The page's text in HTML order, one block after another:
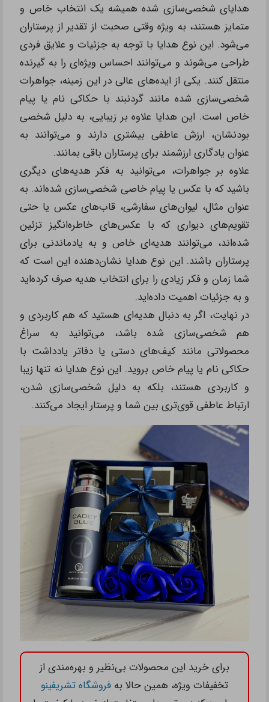
هدایای شخصی‌سازی شده همیشه یک انتخاب خاص و
متمایز هستند، به ویژه وقتی صحبت از تقدیر از پرستاران
می‌شود. این نوع هدایا با توجه به جزئیات و علایق فردی
طراحی می‌شوند و می‌توانند احساس ویژه‌ای را به گیرنده
منتقل کنند. یکی از ایده‌های عالی در این زمینه، جواهرات
شخصی‌سازی شده مانند گردنبند با حکاکی نام یا پیام
خاص است. این هدایا علاوه بر زیبایی، به دلیل شخصی
بودنشان، ارزش عاطفی بیشتری دارند و می‌توانند به
عنوان یادگاری ارزشمند برای پرستاران باقی بمانند.
علاوه بر جواهرات، می‌توانید به فکر هدیه‌های دیگری
باشید که با عکس یا پیام خاصی شخصی‌سازی شده‌اند. به
عنوان مثال، لیوان‌های سفارشی، قاب‌های عکس یا حتی
تقویم‌های دیواری که با عکس‌های خاطره‌انگیز تزئین
شده‌اند، می‌توانند هدیه‌ای خاص و به یادماندنی برای
پرستاران باشند. این نوع هدایا نشان‌دهنده این است که
شما زمان و فکر زیادی را برای انتخاب هدیه صرف کرده‌اید
و به جزئیات اهمیت داده‌اید.
در نهایت، اگر به دنبال هدیه‌ای هستید که هم کاربردی و
هم شخصی‌سازی شده باشد، می‌توانید به سراغ
محصولاتی مانند کیف‌های دستی یا دفاتر یادداشت با
حکاکی نام یا پیام خاص بروید. این نوع هدایا نه تنها زیبا
و کاربردی هستند، بلکه به دلیل شخصی‌سازی شدن،
ارتباط عاطفی قوی‌تری بین شما و پرستار ایجاد می‌کنند.
برای خرید این محصولات بی‌نظیر و بهره‌مندی از
تخفیفات ویژه، همین حالا به فروشگاه تشریفینو